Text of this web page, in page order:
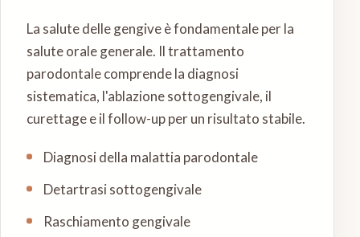
La salute delle gengive è fondamentale per la
salute orale generale. Il trattamento
parodontale comprende la diagnosi
sistematica, l'ablazione sottogengivale, il
curettage e il follow-up per un risultato stabile.
Diagnosi della malattia parodontale
Detartrasi sottogengivale
Raschiamento gengivale